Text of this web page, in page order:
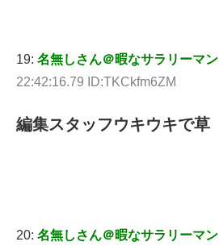
19: 名無しさん＠暇なサラリーマン
22:42:16.79 ID:TKCkfm6ZM
編集スタッフウキウキで草
20: 名無しさん＠暇なサラリーマン